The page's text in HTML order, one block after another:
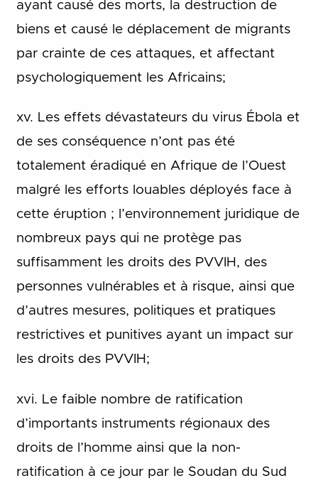
ayant causé des morts, la destruction de
biens et causé le déplacement de migrants
par crainte de ces attaques, et affectant
psychologiquement les Africains;
xv. Les effets dévastateurs du virus Ébola et
de ses conséquence n’ont pas été
totalement éradiqué en Afrique de l’Ouest
malgré les efforts louables déployés face à
cette éruption ; l’environnement juridique de
nombreux pays qui ne protège pas
suffisamment les droits des PVVIH, des
personnes vulnérables et à risque, ainsi que
d’autres mesures, politiques et pratiques
restrictives et punitives ayant un impact sur
les droits des PVVIH;
xvi. Le faible nombre de ratification
d’importants instruments régionaux des
droits de l’homme ainsi que la non-
ratification à ce jour par le Soudan du Sud